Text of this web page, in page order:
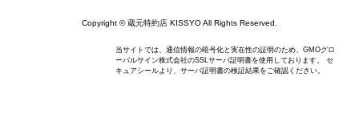
Copyright © 蔵元特約店 KISSYO All Rights Reserved.
当サイトでは、通信情報の暗号化と実在性の証明のため、GMOグロ
ーバルサイン株式会社のSSLサーバ証明書を使用しております。 セ
キュアシールより、サーバ証明書の検証結果をご確認ください。